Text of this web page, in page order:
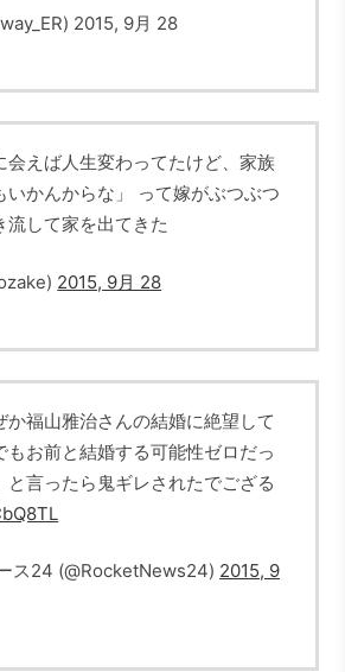
2015, 9月 28
会えば人生変わってたけど、家族
いかんからな」 って嫁がぶつぶつ
流して家を出てきた
2015, 9月 28
か福山雅治さんの結婚に絶望して
もお前と結婚する可能性ゼロだっ
と言ったら鬼ギレされたでござる
ス24 (@RocketNews24) 2015, 9